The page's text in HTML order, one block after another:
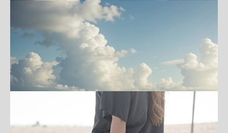
УМНЫЕ ЧЕМОДАНЫ FEELWAY: СТИЛЬ,
КОТОРЫЙ ЕДЕТ С ТОБОЙ
ПОДРОБНЕЕ